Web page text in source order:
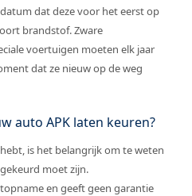
dat deze voor het eerst op
brandstof. Zware
voertuigen moeten elk jaar
dat ze nieuw op de weg
auto APK laten keuren?
is het belangrijk om te weten
moet zijn.
en geeft geen garantie